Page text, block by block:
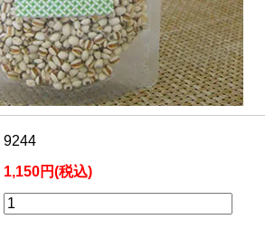
9244
1,150円(税込)